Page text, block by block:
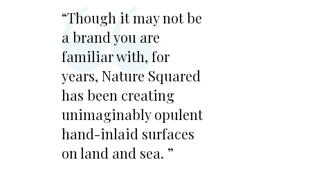
“Though it may not be
a brand you are
familiar with, for
years, Nature Squared
has been creating
unimaginably opulent
hand-inlaid surfaces
on land and sea. ”